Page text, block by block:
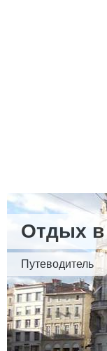
Отдых
Путеводитель